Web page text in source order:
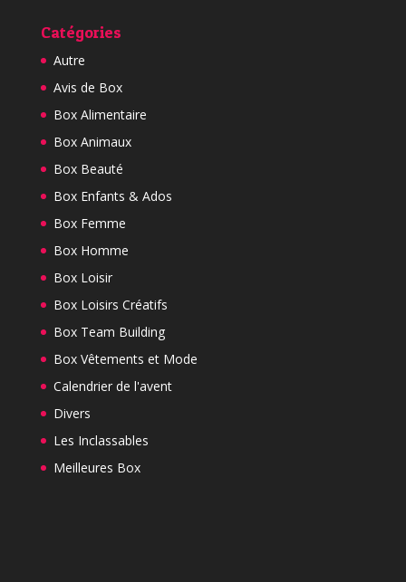
Catégories
Autre
Avis de Box
Box Alimentaire
Box Animaux
Box Beauté
Box Enfants & Ados
Box Femme
Box Homme
Box Loisir
Box Loisirs Créatifs
Box Team Building
Box Vêtements et Mode
Calendrier de l'avent
Divers
Les Inclassables
Meilleures Box